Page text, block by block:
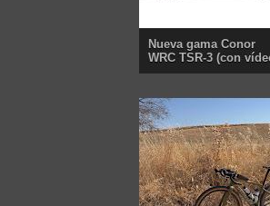
Nueva gama Conor
WRC TSR-3 (con